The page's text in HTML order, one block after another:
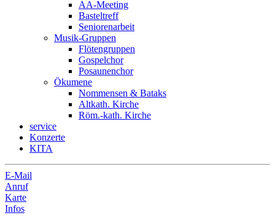
AA-Meeting
Basteltreff
Seniorenarbeit
Musik-Gruppen
Flötengruppen
Gospelchor
Posaunenchor
Ökumene
Nommensen & Bataks
Altkath. Kirche
Röm.-kath. Kirche
service
Konzerte
KITA
E-Mail
Anruf
Karte
Infos